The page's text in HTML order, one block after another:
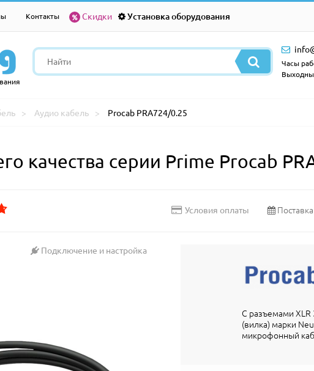
Контакты Скидки Установка оборудования
Часы
Аудио кабель Procab PRA724/0.25
качества серии Prime Procab
Условия оплаты
Подключение и настройка
С разъемами XLR
(вилка) марки
микрофонный